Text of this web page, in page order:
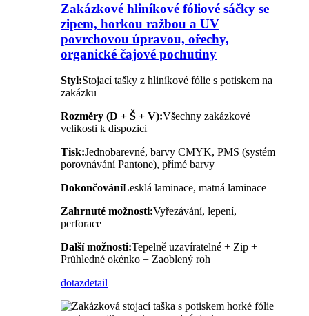
Zakázkové hliníkové fóliové sáčky se
zipem, horkou ražbou a UV
povrchovou úpravou, ořechy,
organické čajové pochutiny
Styl:Stojací tašky z hliníkové fólie s potiskem na
zakázku
Rozměry (D + Š + V):Všechny zakázkové
velikosti k dispozici
Tisk:Jednobarevné, barvy CMYK, PMS (systém
porovnávání Pantone), přímé barvy
DokončováníLesklá laminace, matná laminace
Zahrnuté možnosti:Vyřezávání, lepení,
perforace
Další možnosti:Tepelně uzavíratelné + Zip +
Průhledné okénko + Zaoblený roh
dotazdetail